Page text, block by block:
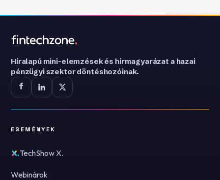
Híralapú mini-elemzések és hírmagyarázat a hazai
pénzügyi szektor döntéshozóinak.
ESEMÉNYEK
TechShow X.
Webinárok